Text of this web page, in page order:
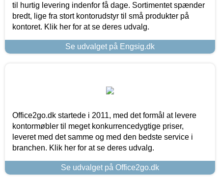
til hurtig levering indenfor få dage. Sortimentet spænder
bredt, lige fra stort kontorudstyr til små produkter på
kontoret. Klik her for at se deres udvalg.
Se udvalget på Engsig.dk
Office2go.dk startede i 2011, med det formål at levere
kontormøbler til meget konkurrencedygtige priser,
leveret med det samme og med den bedste service i
branchen. Klik her for at se deres udvalg.
Se udvalget på Office2go.dk